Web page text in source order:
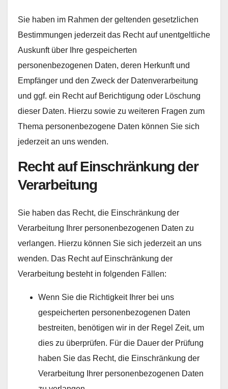
Sie haben im Rahmen der geltenden gesetzlichen
Bestimmungen jederzeit das Recht auf unentgeltliche
Auskunft über Ihre gespeicherten
personenbezogenen Daten, deren Herkunft und
Empfänger und den Zweck der Datenverarbeitung
und ggf. ein Recht auf Berichtigung oder Löschung
dieser Daten. Hierzu sowie zu weiteren Fragen zum
Thema personenbezogene Daten können Sie sich
jederzeit an uns wenden.
Recht auf Einschränkung der
Verarbeitung
Sie haben das Recht, die Einschränkung der
Verarbeitung Ihrer personenbezogenen Daten zu
verlangen. Hierzu können Sie sich jederzeit an uns
wenden. Das Recht auf Einschränkung der
Verarbeitung besteht in folgenden Fällen:
Wenn Sie die Richtigkeit Ihrer bei uns
gespeicherten personenbezogenen Daten
bestreiten, benötigen wir in der Regel Zeit, um
dies zu überprüfen. Für die Dauer der Prüfung
haben Sie das Recht, die Einschränkung der
Verarbeitung Ihrer personenbezogenen Daten